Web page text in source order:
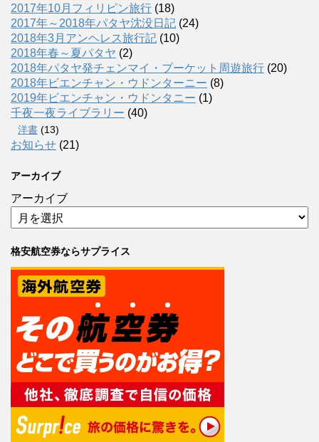
2017年10月フィリピン旅行 (18)
2017年～2018年パタヤ沈没日記 (24)
2018年3月アンヘレス旅行記 (10)
2018年春～夏パタヤ (2)
2018年パタヤ発チェンマイ・プーケット周遊旅行 (20)
2018年ビエンチャン・ウドンターニー (8)
2019年ビエンチャン・ウドンタニー (1)
千夜一夜ライブラリー (40)
洋書 (13)
お知らせ (21)
アーカイブ
アーカイブ
格安航空券ならサプライス